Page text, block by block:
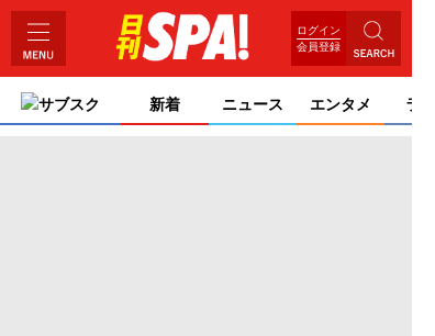
ログイン
会員登録
サブスク 新着 ニュース エンタメ ライ